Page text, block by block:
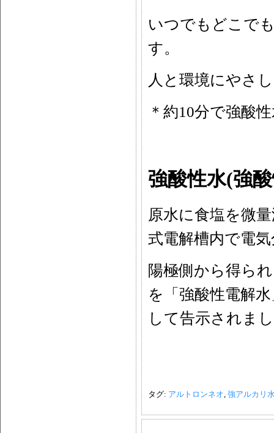
いつでもどこで
す。
人と環境にやさ
＊約10分で強酸
強酸性水(強
原水に食塩を微
式電解槽内で電
陽極側から得ら
を「強酸性電解
して告示されま
タグ: アルトロンネオ 強アルカリ